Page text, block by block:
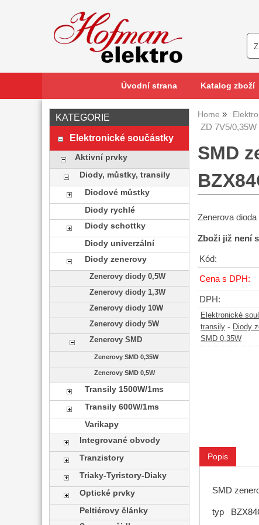
Úvodní strana Katalog zboží
Home
ZD 7V5/
SMD
Zenerova
Zboži již není
Kód:
Cena s DPH:
DPH:
Elektronické
transily - Diody
SMD 0,35W
Popis
SMD
typ
KATEGORIE
Elektronické součástky
Aktivní prvky
Diody, můstky, transily
Diodové můstky
Diody rychlé
Diody schottky
Diody univerzální
Diody zenerovy
Zenerovy diody 0,5W
Zenerovy diody 1,3W
Zenerovy diody 10W
Zenerovy diody 5W
Zenerovy SMD
Zenerovy SMD 0,35W
Zenerovy SMD 0,5W
Transily 1500W/1ms
Transily 600W/1ms
Varikapy
Integrované obvody
Tranzistory
Triaky-Tyristory-Diaky
Optické prvky
Peltiérovy články